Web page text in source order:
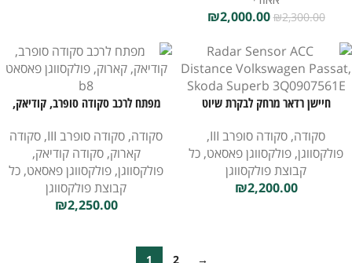
₪2,300.00
₪2,000.00
חיישן רדאר מרחק לבקרת שיוט
סופרב
סקודה, סקודה סופרב III
,
פולקסווגן, פולקסווגן פאסאט, כל
קבוצת פולקסווגן
₪2,200.00
מפתח לרכב סקודה סופרב, קודיאק,
סקודה, סקודה סופרב III , סקודה
קארוק, סקודה קודיאק,
פולקסווגן, פולקסווגן פאסאט, כל
קבוצת פולקסווגן
₪2,250.00
1 2 →